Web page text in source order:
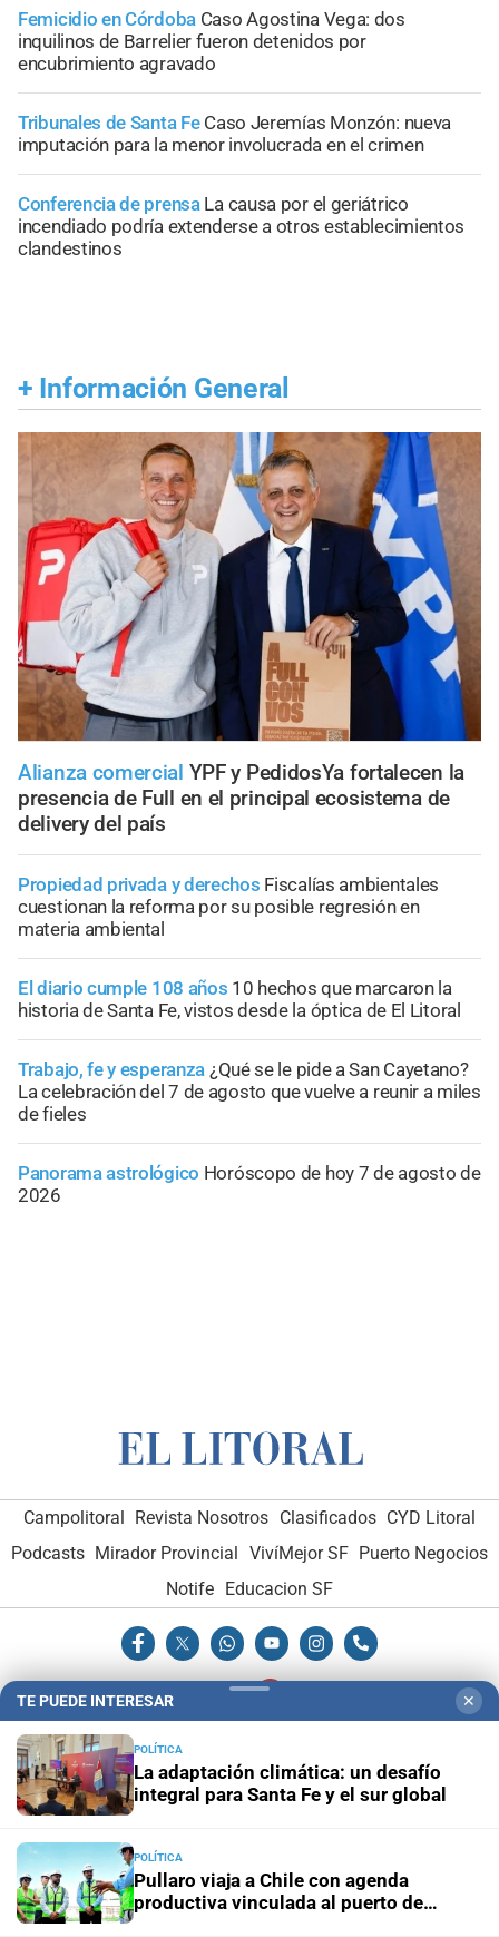
Femicidio en Córdoba Caso Agostina Vega: dos
inquilinos de Barrelier fueron detenidos por
encubrimiento agravado
Tribunales de Santa Fe Caso Jeremías Monzón: nueva
imputación para la menor involucrada en el crimen
Conferencia de prensa La causa por el geriátrico
incendiado podría extenderse a otros establecimientos
clandestinos
+ Información General
Alianza comercial YPF y PedidosYa fortalecen la
presencia de Full en el principal ecosistema de
delivery del país
Propiedad privada y derechos Fiscalías ambientales
cuestionan la reforma por su posible regresión en
materia ambiental
El diario cumple 108 años 10 hechos que marcaron la
historia de Santa Fe, vistos desde la óptica de El Litoral
Trabajo, fe y esperanza ¿Qué se le pide a San Cayetano?
La celebración del 7 de agosto que vuelve a reunir a miles
de fieles
Panorama astrológico Horóscopo de hoy 7 de agosto de
2026
Campolitoral Revista Nosotros Clasificados CYD Litoral
Podcasts Mirador Provincial VivíMejor SF Puerto Negocios
Notife
Educacion SF
Hemeroteca Digital (1930-1979)- Receptorías de avisos
Administración y Publicidad-Elementos institucionales
Opcionales con El Litoral
El Litoral es miembro de:
TE PUEDE INTERESAR ✕
POLÍTICA
La adaptación climática: un desafío
integral para Santa Fe y el sur global
POLÍTICA
Pullaro viaja a Chile con agenda
productiva vinculada al puerto de